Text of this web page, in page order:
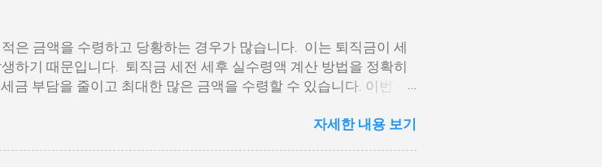
내역 확인 ‘지급명세서 등 제출내역’을 눌러 해당 귀속년도 확인 후,
저장 또는 출력 조회된 영수증은 미리보기 화면에서 바로 인쇄하
보안 프로그램 사전 점검 홈택스 이용 전에는 일부 보안 모듈 설치
금융기관 제출 시 공신력 있는 자료로 인정받을 수 있습니다. 준비가
은 금액을 수령하고 당황하는 경우가 많습니다. 이는 퇴직금이 세
하기 때문입니다. 퇴직금 세전 세후 실수령액 계산 방법을 정확히
금 부담을 줄이고 최대한 많은 금액을 수령할 수 있습니다. 이번 글
수와 평균 임금을 기준으로 계산됩니다. 퇴직금 세전 세후 실수령액
자세한 내용 보기